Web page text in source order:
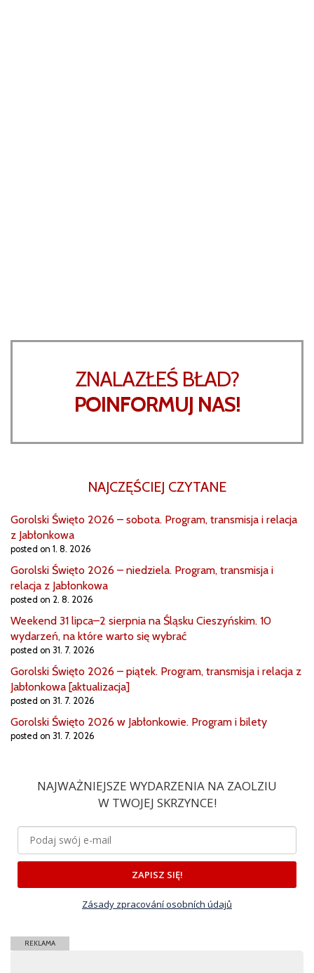
ZNALAZŁEŚ BŁAD?
POINFORMUJ NAS!
NAJCZĘŚCIEJ CZYTANE
Gorolski Święto 2026 – sobota. Program, transmisja i relacja
z Jabłonkowa
posted on 1. 8. 2026
Gorolski Święto 2026 – niedziela. Program, transmisja i
relacja z Jabłonkowa
posted on 2. 8. 2026
Weekend 31 lipca–2 sierpnia na Śląsku Cieszyńskim. 10
wydarzeń, na które warto się wybrać
posted on 31. 7. 2026
Gorolski Święto 2026 – piątek. Program, transmisja i relacja z
Jabłonkowa [aktualizacja]
posted on 31. 7. 2026
Gorolski Święto 2026 w Jabłonkowie. Program i bilety
posted on 31. 7. 2026
NAJWAŻNIEJSZE WYDARZENIA NA ZAOLZIU
W TWOJEJ SKRZYNCE!
ZAPISZ SIĘ!
Zásady zpracování osobních údajů
REKLAMA